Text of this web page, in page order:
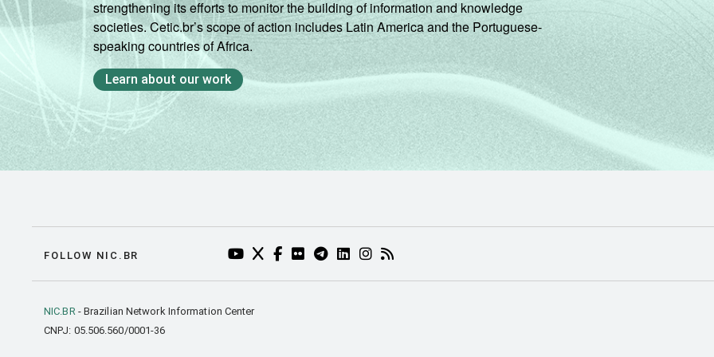
strengthening its efforts to monitor the building of information and knowledge
societies. Cetic.br’s scope of action includes Latin America and the Portuguese-
speaking countries of Africa.
Learn about our work
FOLLOW NIC.BR YOUTUBE DO NIC.BR (ABRE EM NOVA ABA)
TWITTER DO NIC.BR (ABRE EM NOVA ABA)
FACEBOOK DO NIC.BR (ABRE EM NOVA ABA)
FLICKR DO NIC.BR (ABRE EM NOVA ABA)
TELEGRAM DO NIC.BR (ABRE EM NOVA ABA)
LINKEDIN DO NIC.BR (ABRE EM NOVA ABA)
INSTAGRAM DO NIC.BR (ABRE EM NOVA ABA)
RSS DO NIC.BR (ABRE EM NOVA ABA)
NIC.BR- Brazilian Network Information Center
CNPJ: 05.506.560/0001-36